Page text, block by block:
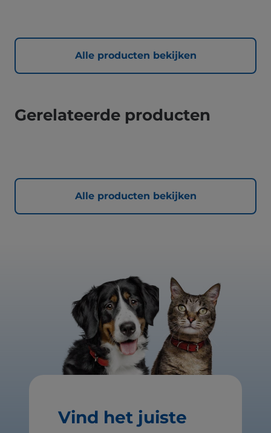
Alle producten bekijken
Gerelateerde producten
Alle producten bekijken
Vind het juiste